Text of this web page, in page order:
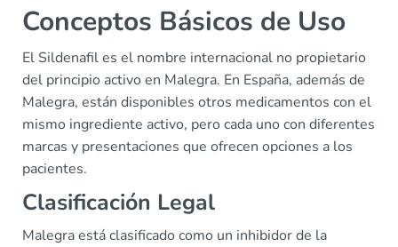
Conceptos Básicos de Uso
El Sildenafil es el nombre internacional no propietario
del principio activo en Malegra. En España, además de
Malegra, están disponibles otros medicamentos con el
mismo ingrediente activo, pero cada uno con diferentes
marcas y presentaciones que ofrecen opciones a los
pacientes.
Clasificación Legal
Malegra está clasificado como un inhibidor de la